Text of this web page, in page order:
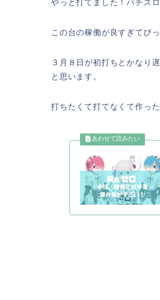
やっと打てました！パチス
この台の稼働が良すぎてび
３月８日が初打ちとかなり
と思います。
打ちたくて打てなくて作っ